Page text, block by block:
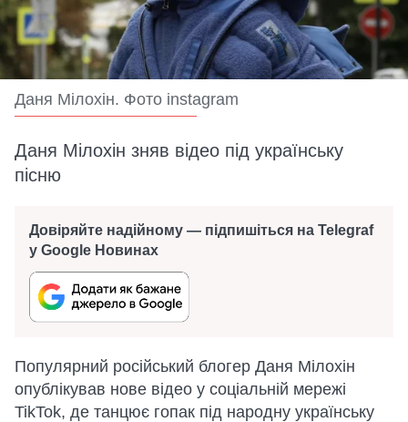
Даня Мілохін. Фото instagram
Даня Мілохін зняв відео під українську
пісню
Довіряйте надійному — підпишіться на Telegraf
у Google Новинах
Популярний російський блогер Даня Мілохін
опублікував нове відео у соціальній мережі
TikTok, де танцює гопак під народну українську